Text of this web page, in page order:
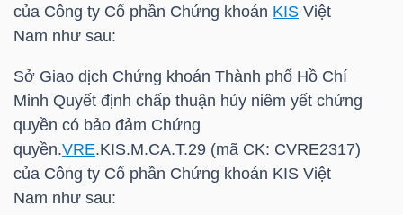
của Công ty Cổ phần Chứng khoán KIS Việt
Nam như sau:
Sở Giao dịch Chứng khoán Thành phố Hồ Chí
Minh Quyết định chấp thuận hủy niêm yết chứng
quyền có bảo đảm Chứng
quyền.VRE.KIS.M.CA.T.29 (mã CK: CVRE2317)
của Công ty Cổ phần Chứng khoán KIS Việt
Nam như sau:
ĐỘNG
SẢN
TÀI
CHÍNH